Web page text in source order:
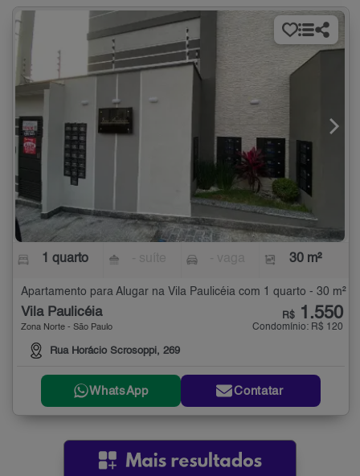
1 quarto 30 m²
Apartamento para Alugar na Vila Paulicéia com 1 quarto - 30 m²
Vila Paulicéia
Zona Norte - São Paulo
Rua Horácio Scrosoppi, 269
R$ 1.550
Condomínio: R$ 120
WhatsApp Contatar